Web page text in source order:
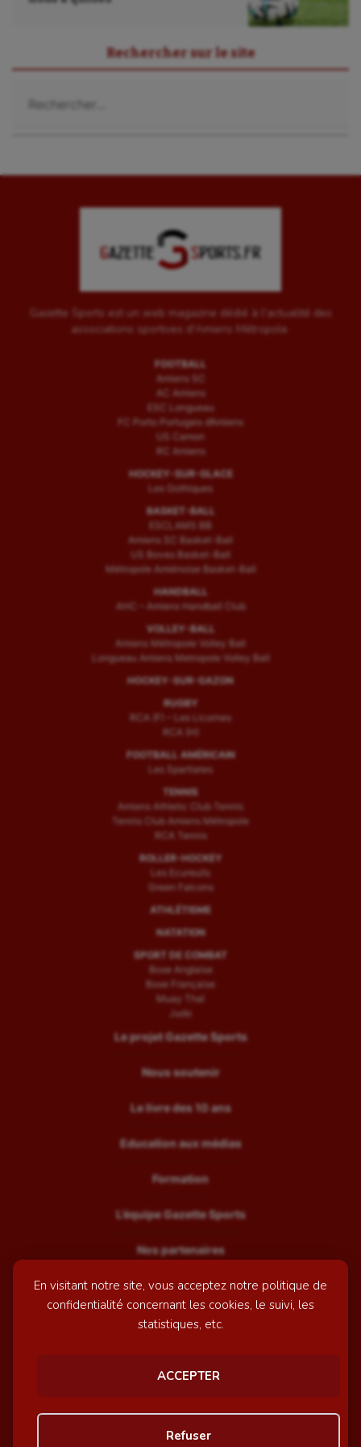
En visitant notre site, vous acceptez notre politique de
confidentialité concernant les cookies, le suivi, les
statistiques, etc.
ACCEPTER
Refuser
Wakeboard
Water-polo
Rechercher sur le site
Gazette Sports est un web magazine dédié à l'actualité des
associations sportives d'Amiens Métropole.
FOOTBALL
Amiens SC
AC Amiens
ESC Longueau
FC Porto Portugais d’Amiens
US Camon
RC Amiens
HOCKEY-SUR-GLACE
Les Gothiques
BASKET-BALL
ESCLAMS BB
Amiens SC Basket-Ball
US Boves Basket-Ball
Métropole Amiénoise Basket-Ball
HANDBALL
AHC – Amiens Handball Club
VOLLEY-BALL
Amiens Métropole Volley Ball
Longueau Amiens Metropole Volley Ball
HOCKEY-SUR-GAZON
RUGBY
RCA (F) – Les Licornes
RCA (H)
FOOTBALL AMÉRICAIN
Les Spartiates
TENNIS
Amiens Athletic Club Tennis
Tennis Club Amiens Métropole
RCA Tennis
ROLLER-HOCKEY
Les Ecureuils
Green Falcons
ATHLÉTISME
NATATION
SPORT DE COMBAT
Boxe Anglaise
Boxe Française
Muay Thaï
Judo
Le projet Gazette Sports
Nous soutenir
Le livre des 10 ans
Education aux médias
Formation
L’équipe Gazette Sports
Nos partenaires
Recrutement
Mentions légales
© GazetteSports - 2026 | Site internet réalisé par
Awelty